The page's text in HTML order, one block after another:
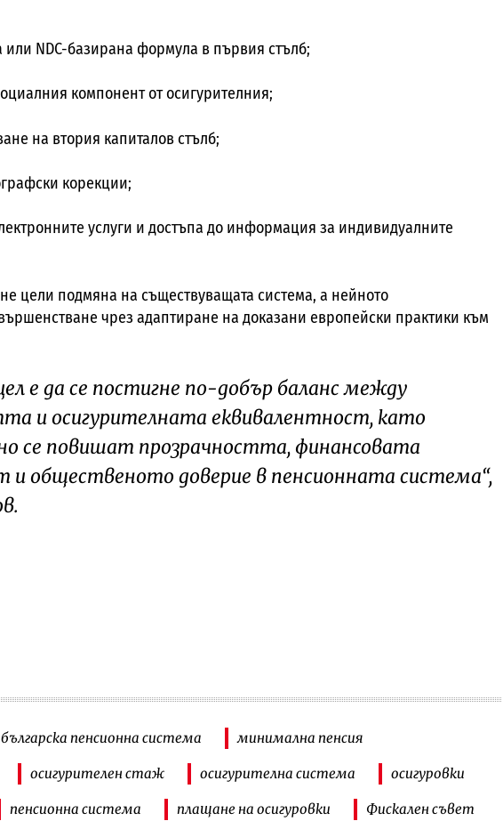
или NDC-базирана формула в първия стълб;
компонент от осигурителния;
на втория капиталов стълб;
корекции;
услуги и достъпа до информация за индивидуалните
цели подмяна на съществуващата система, а нейното
чрез адаптиране на доказани европейски практики към
е да се постигне по-добър баланс между
и осигурителната еквивалентност, като
се повишат прозрачността, финансовата
и общественото доверие в пенсионната система“,
българска пенсионна система минимална пенсия
осигурителен стаж осигурителна система осигуровки
пенсионна система плащане на осигуровки Фискален съвет